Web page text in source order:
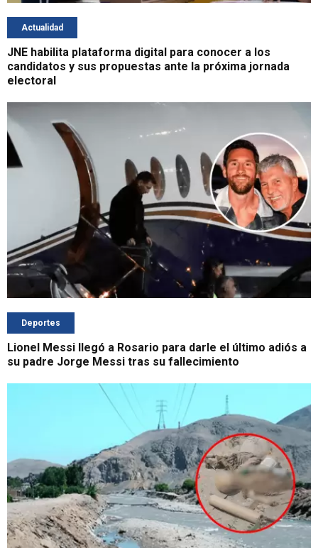
Actualidad
JNE habilita plataforma digital para conocer a los
candidatos y sus propuestas ante la próxima jornada
electoral
Deportes
Lionel Messi llegó a Rosario para darle el último adiós a
su padre Jorge Messi tras su fallecimiento